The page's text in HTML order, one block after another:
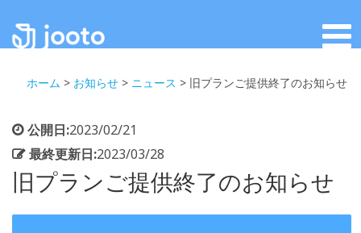
ホーム > お知らせ > ニュース > 旧プランご提供終了のお知らせ
公開日:2023/02/21
最終更新日:2023/03/28
旧プランご提供終了のお知らせ